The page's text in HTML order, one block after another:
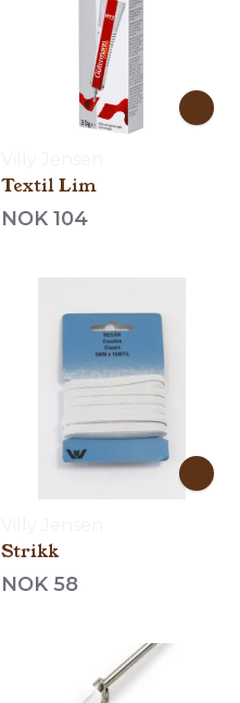
Textil Lim
NOK 104
Strikk
NOK 58